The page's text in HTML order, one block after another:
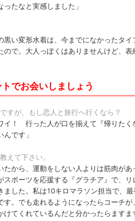
たなと実感しました」
黒い変形水着は、今までになかったタイ
で。大人っぽくはありませんけど、表
でお会いしましょう
すが、もし恋人と旅行へ行くなら？
イ！ 行った人が口を揃えて『帰りたく
です」
えて下さい。
たから、運動をしない人よりは筋肉があ
ポーツを応援する『グラチア』で、リ
した。私は10キロマラソン担当で、
。でも走れるようになったらコーチが
てくれているんだと分かったらますま